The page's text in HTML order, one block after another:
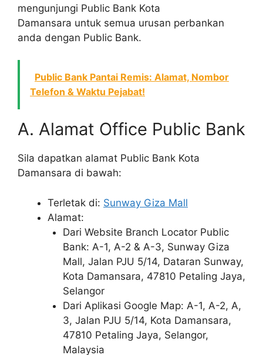
mengunjungi Public Bank Kota
Damansara untuk semua urusan perbankan
anda dengan Public Bank.
Public Bank Pantai Remis: Alamat, Nombor
Telefon & Waktu Pejabat!
A. Alamat Office Public Bank
Sila dapatkan alamat Public Bank Kota
Damansara di bawah:
Terletak di: Sunway Giza Mall
Alamat:
Dari Website Branch Locator Public
Bank: A-1, A-2 & A-3, Sunway Giza
Mall, Jalan PJU 5/14, Dataran Sunway,
Kota Damansara, 47810 Petaling Jaya,
Selangor
Dari Aplikasi Google Map: A-1, A-2, A,
3, Jalan PJU 5/14, Kota Damansara,
47810 Petaling Jaya, Selangor,
Malaysia